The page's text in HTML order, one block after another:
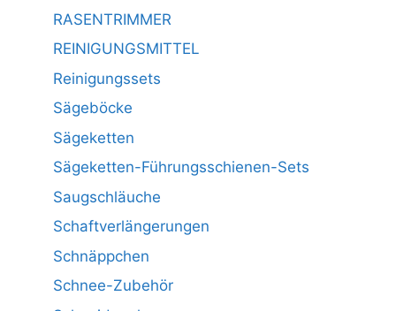
RASENTRIMMER
REINIGUNGSMITTEL
Reinigungssets
Sägeböcke
Sägeketten
Sägeketten-Führungsschienen-Sets
Saugschläuche
Schaftverlängerungen
Schnäppchen
Schnee-Zubehör